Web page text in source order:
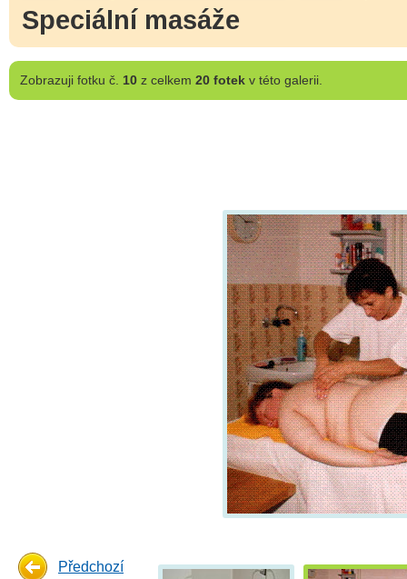
Speciální masáže
Zobrazujifotku č. 10z celkem 20 fotekv této galerii.
Předchozí